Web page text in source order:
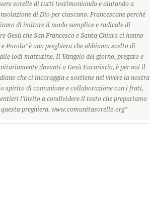
sorelle di tutti testimoniando e aiutando a
di Dio per ciascuno. Francescane perché
di imitare il modo semplice e radicale di
Gesù che San Francesco e Santa Chiara ci hanno
Parola" è una preghiera che abbiamo scelto di
lodi mattutine. Il Vangelo del giorno, pregato e
davanti a Gesù Eucaristia, è per noi il
che ci incoraggia e sostiene nel vivere la nostra
spirito di comunione e collaborazione con i frati,
l'invito a condividere il testo che prepariamo
preghiera. www.comunitasorelle.org”